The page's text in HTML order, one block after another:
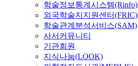
학술정보통계시스템(Rinfo)
외국학술지지원센터(FRIC)
학술관계분석서비스(SAM)
사서커뮤니티
기관회원
지식나눔(LOOK)